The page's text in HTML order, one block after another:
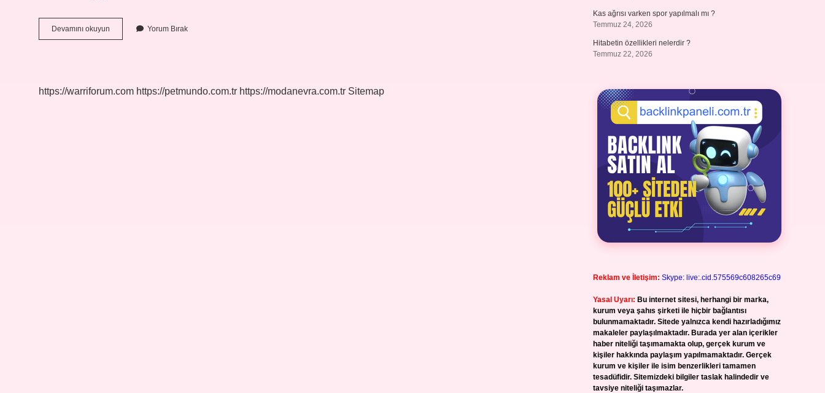
Devamını okuyun
Yemek
Yorum Bırak
https://warriforum.com https://petmundo.com.tr https://modanevra.com.tr Sitemap
Kas ağrısı varken spor yapılmalı mı ?
Temmuz 24, 2026
Hitabetin özellikleri nelerdir ?
Temmuz 22, 2026
Reklam ve İletişim: Skype: live:.cid.575569c608265c69
Yasal Uyarı: Bu internet sitesi, herhangi bir marka,
kurum veya şahıs şirketi ile hiçbir bağlantısı
bulunmamaktadır. Sitede yalnızca kendi hazırladığımız
makaleler paylaşılmaktadır. Burada yer alan içerikler
haber niteliği taşımamakta olup, gerçek kurum ve
kişiler hakkında paylaşım yapılmamaktadır. Gerçek
kurum ve kişiler ile isim benzerlikleri tamamen
tesadüfidir. Sitemizdeki bilgiler taslak halindedir ve
tavsiye niteliği taşımazlar.